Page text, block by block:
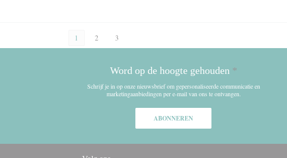
1 2 3
Word op de hoogte gehouden *
Schrijf je in op onze nieuwsbrief om gepersonaliseerde communicatie en
marketingaanbiedingen per e-mail van ons te ontvangen.
ABONNEREN